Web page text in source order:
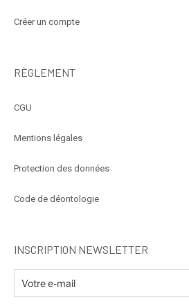
Créer un compte
RÈGLEMENT
CGU
Mentions légales
Protection des données
Code de déontologie
INSCRIPTION NEWSLETTER